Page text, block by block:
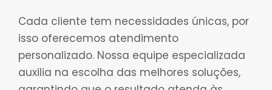
Cada cliente tem necessidades únicas, por
isso oferecemos atendimento
personalizado. Nossa equipe especializada
auxilia na escolha das melhores soluções,